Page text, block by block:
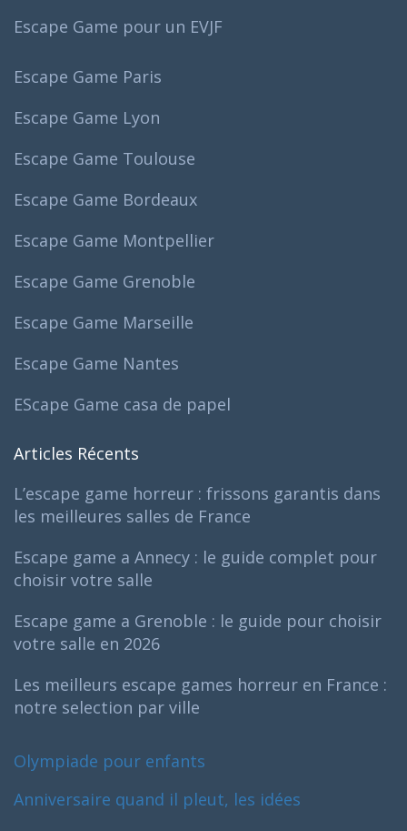
Escape Game pour un EVJF
Escape Game Paris
Escape Game Lyon
Escape Game Toulouse
Escape Game Bordeaux
Escape Game Montpellier
Escape Game Grenoble
Escape Game Marseille
Escape Game Nantes
EScape Game casa de papel
Articles Récents
L’escape game horreur : frissons garantis dans
les meilleures salles de France
Escape game a Annecy : le guide complet pour
choisir votre salle
Escape game a Grenoble : le guide pour choisir
votre salle en 2026
Les meilleurs escape games horreur en France :
notre selection par ville
Olympiade pour enfants
Anniversaire quand il pleut, les idées